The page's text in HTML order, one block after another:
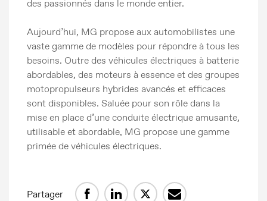
Communiqués de presse
Contact Presse
MG Motor
des passionnés dans le monde entier.
Aujourd’hui, MG propose aux automobilistes une
vaste gamme de modèles pour répondre à tous les
besoins. Outre des véhicules électriques à batterie
abordables, des moteurs à essence et des groupes
motopropulseurs hybrides avancés et efficaces
sont disponibles. Saluée pour son rôle dans la
mise en place d’une conduite électrique amusante,
utilisable et abordable, MG propose une gamme
primée de véhicules électriques.
Partager